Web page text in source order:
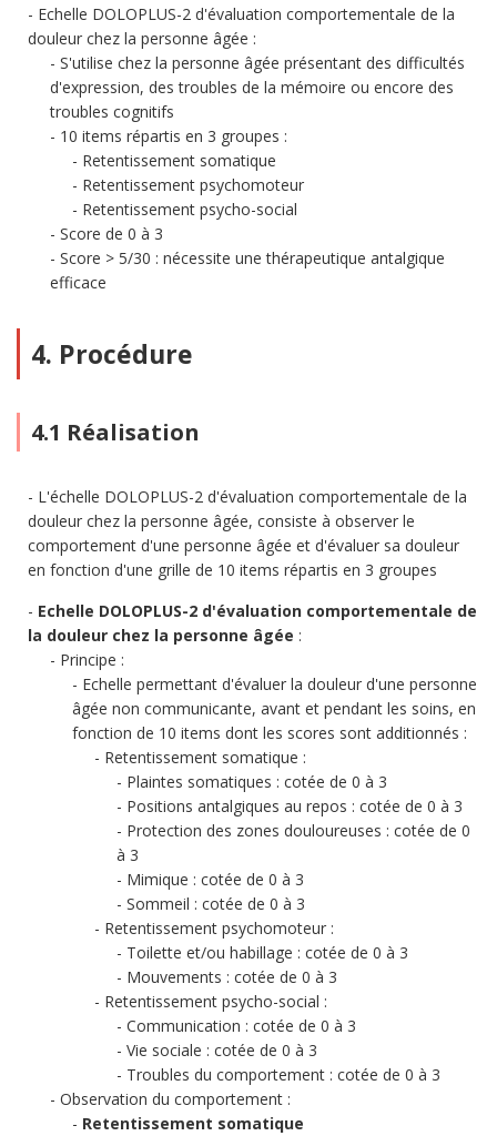
Echelle DOLOPLUS-2 d'évaluation comportementale de la
douleur chez la personne âgée :
S'utilise chez la personne âgée présentant des difficultés
d'expression, des troubles de la mémoire ou encore des
troubles cognitifs
10 items répartis en 3 groupes :
Retentissement somatique
Retentissement psychomoteur
Retentissement psycho-social
Score de 0 à 3
Score > 5/30 : nécessite une thérapeutique antalgique
efficace
4. Procédure
4.1 Réalisation
L'échelle DOLOPLUS-2 d'évaluation comportementale de la
douleur chez la personne âgée, consiste à observer le
comportement d'une personne âgée et d'évaluer sa douleur
en fonction d'une grille de 10 items répartis en 3 groupes
Echelle DOLOPLUS-2 d'évaluation comportementale de
la douleur chez la personne âgée :
Principe :
Echelle permettant d'évaluer la douleur d'une personne
âgée non communicante, avant et pendant les soins, en
fonction de 10 items dont les scores sont additionnés :
Retentissement somatique :
Plaintes somatiques : cotée de 0 à 3
Positions antalgiques au repos : cotée de 0 à 3
Protection des zones douloureuses : cotée de 0
à 3
Mimique : cotée de 0 à 3
Sommeil : cotée de 0 à 3
Retentissement psychomoteur :
Toilette et/ou habillage : cotée de 0 à 3
Mouvements : cotée de 0 à 3
Retentissement psycho-social :
Communication : cotée de 0 à 3
Vie sociale : cotée de 0 à 3
Troubles du comportement : cotée de 0 à 3
Observation du comportement :
Retentissement somatique